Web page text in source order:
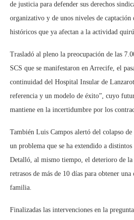
de justicia para defender sus derechos
organizativo y de unos niveles de captación
históricos que ya afectan a la actividad
Trasladó al pleno la preocupación de las
SCS que se manifestaron en Arrecife, el
continuidad del Hospital Insular de
referencia y un modelo de éxito”, cuyo
mantiene en la incertidumbre por los
También Luis Campos alertó del colapso de
un problema que se ha extendido a
Detalló, al mismo tiempo, el deterioro de
retrasos de más de 10 días para obtener
familia.
Finalizadas las intervenciones en la